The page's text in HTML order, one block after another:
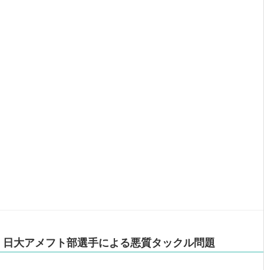
日大アメフト部選手による悪質タックル問題